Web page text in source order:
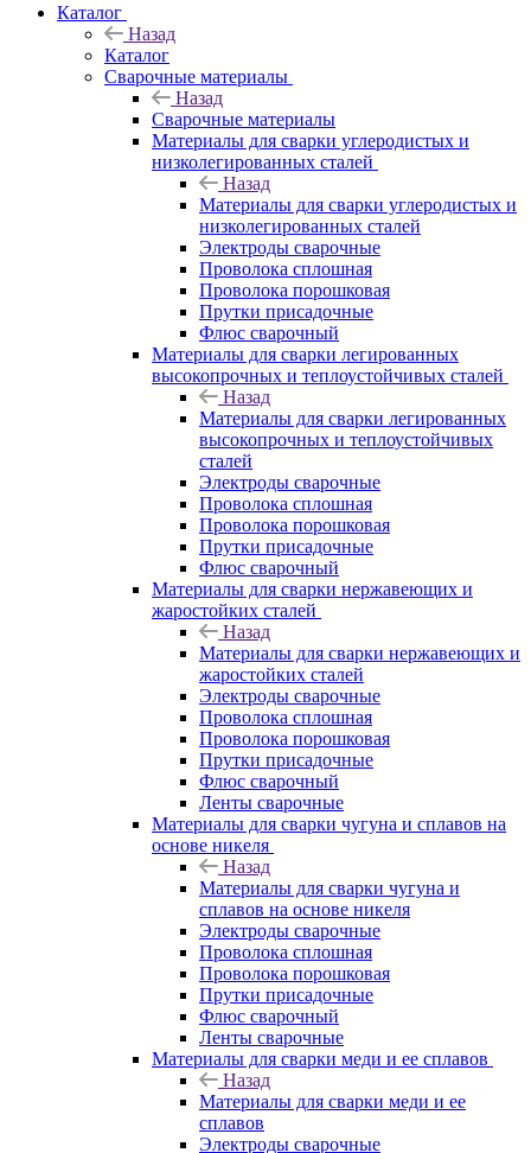
Каталог
Назад
Каталог
Сварочные материалы
Назад
Сварочные материалы
Материалы для сварки углеродистых и
низколегированных сталей
Назад
Материалы для сварки углеродистых и
низколегированных сталей
Электроды сварочные
Проволока сплошная
Проволока порошковая
Прутки присадочные
Флюс сварочный
Материалы для сварки легированных
высокопрочных и теплоустойчивых сталей
Назад
Материалы для сварки легированных
высокопрочных и теплоустойчивых
сталей
Электроды сварочные
Проволока сплошная
Проволока порошковая
Прутки присадочные
Флюс сварочный
Материалы для сварки нержавеющих и
жаростойких сталей
Назад
Материалы для сварки нержавеющих и
жаростойких сталей
Электроды сварочные
Проволока сплошная
Проволока порошковая
Прутки присадочные
Флюс сварочный
Ленты сварочные
Материалы для сварки чугуна и сплавов на
основе никеля
Назад
Материалы для сварки чугуна и
сплавов на основе никеля
Электроды сварочные
Проволока сплошная
Проволока порошковая
Прутки присадочные
Флюс сварочный
Ленты сварочные
Материалы для сварки меди и ее сплавов
Назад
Материалы для сварки меди и ее
сплавов
Электроды сварочные